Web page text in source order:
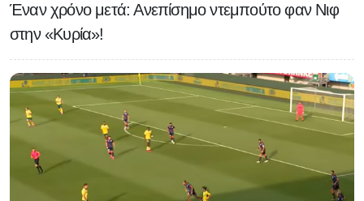
Έναν χρόνο μετά: Ανεπίσημο ντεμπούτο φαν Νιφ
στην «Κυρία»!